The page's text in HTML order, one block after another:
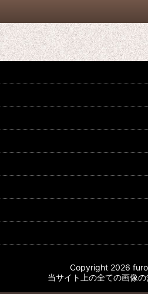
Copyright 2026
当サイト上の全ての画像